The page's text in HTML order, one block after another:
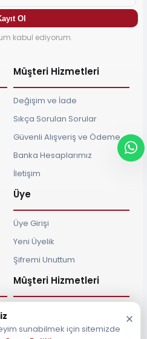
kabul ediyorum.
Müşteri Hizmetleri
Değişim ve İade
Sıkça Sorulan Sorular
Güvenli Alışveriş ve Ödeme
Banka Hesaplarımız
İletişim
Üye
Üye Girişi
Yeni Üyelik
Şifremi Unuttum
Müşteri Hizmetleri
sunabilmek için sitemizde